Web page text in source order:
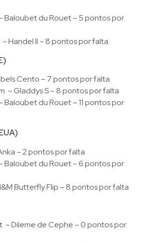
Baloubet du Rouet – 5 pontos por
Handel II – 8 pontos por falta
Cento – 7 pontos por falta
– Gladdys S – 8 pontos por falta
Baloubet du Rouet – 11 pontos por
– 2 pontos por falta
Baloubet du Rouet – 6 pontos por
Butterfly Flip – 8 pontos por falta
– Dileme de Cephe – 0 pontos por